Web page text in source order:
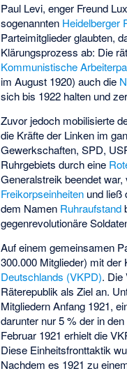
Paul Levi, enger Freund
sogenannten Heidelberger
Parteimitglieder glaubten,
Klärungsprozess ab: Die
Kommunistische
im August 1920) auch die
sich bis 1922 halten und
Zuvor jedoch mobilisierte
die Kräfte der Linken im
Gewerkschaften, SPD,
Ruhrgebiets durch eine
Generalstreik beendet
Freikorpseinheiten und ließ
dem Namen Ruhraufstand
gegenrevolutionäre
Auf einem gemeinsamen
300.000 Mitglieder) mit
Deutschlands (VKPD). Die
Räterepublik als Ziel an.
Mitgliedern Anfang 1921,
darunter nur 5 % der in
Februar 1921 erhielt die
Diese Einheitsfronttaktik
Nachdem es 1921 zu